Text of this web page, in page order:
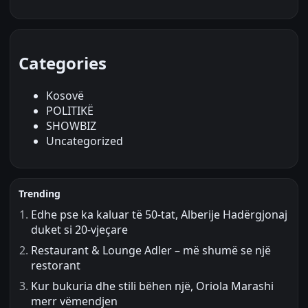
Categories
Kosovë
POLITIKË
SHOWBIZ
Uncategorized
Trending
Edhe pse ka kaluar të 50-tat, Alberije Hadërgjonaj
duket si 20-vjeçare
Restaurant & Lounge Adler – më shumë se një
restorant
Kur bukuria dhe stili bëhen një, Oriola Marashi
merr vëmendjen